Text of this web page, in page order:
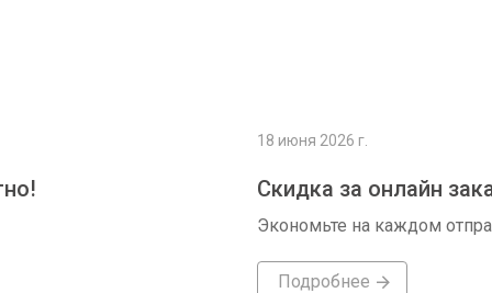
18 июня 2026 г.
Скидка за онлайн
Экономьте на каждом
Подробнее